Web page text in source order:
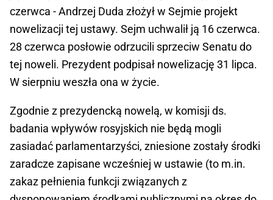
czerwca - Andrzej Duda złożył w Sejmie projekt
nowelizacji tej ustawy. Sejm uchwalił ją 16 czerwca.
28 czerwca posłowie odrzucili sprzeciw Senatu do
tej noweli. Prezydent podpisał nowelizację 31 lipca.
W sierpniu weszła ona w życie.
Zgodnie z prezydencką nowelą, w komisji ds.
badania wpływów rosyjskich nie będą mogli
zasiadać parlamentarzyści, zniesione zostały środki
zaradcze zapisane wcześniej w ustawie (to m.in.
zakaz pełnienia funkcji związanych z